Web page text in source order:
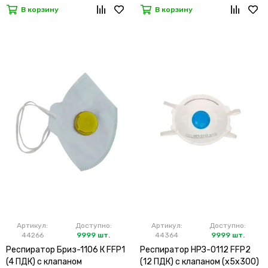
В корзину
В корзину
Артикул:
44266
Доступно:
9999 шт.
Респиратор Бриз-1106 К FFP1
(4 ПДК) с клапаном
Артикул:
44364
Доступно:
9999 шт.
Респиратор НРЗ-0112 FFP2
(12 ПДК) с клапаном (х5х300)